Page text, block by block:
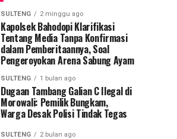
SULTENG 2 minggu ago
Kapolsek Bahodopi Klarifikasi
Tentang Media Tanpa Konfirmasi
dalam Pemberitaannya, Soal
Pengeroyokan Arena Sabung Ayam
SULTENG 1 bulan ago
Dugaan Tambang Galian C Ilegal di
Morowali: Pemilik Bungkam,
Warga Desak Polisi Tindak Tegas
SULTENG 2 bulan ago